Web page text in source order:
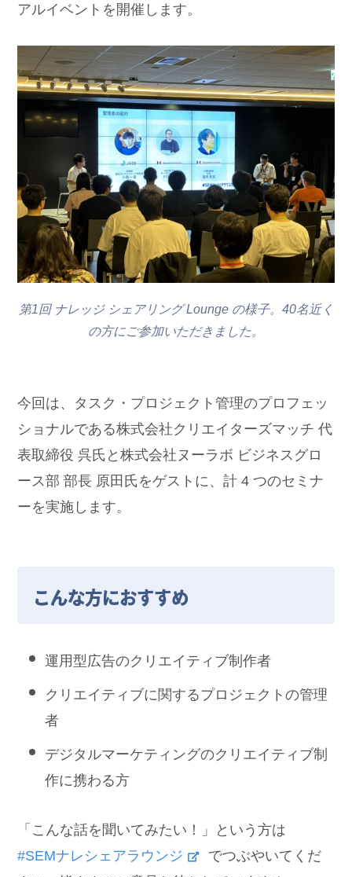
アルイベントを開催します。
第1回 ナレッジ シェアリング Lounge の様子。40名近く
の方にご参加いただきました。
今回は、タスク・プロジェクト管理のプロフェッ
ショナルである株式会社クリエイターズマッチ 代
表取締役 呉氏と株式会社ヌーラボ ビジネスグロ
ース部 部長 原田氏をゲストに、計 4 つのセミナ
ーを実施します。
こんな方におすすめ
運用型広告のクリエイティブ制作者
クリエイティブに関するプロジェクトの管理
者
デジタルマーケティングのクリエイティブ制
作に携わる方
「こんな話を聞いてみたい！」という方は
#SEMナレシェアラウンジ
でつぶやいてくだ